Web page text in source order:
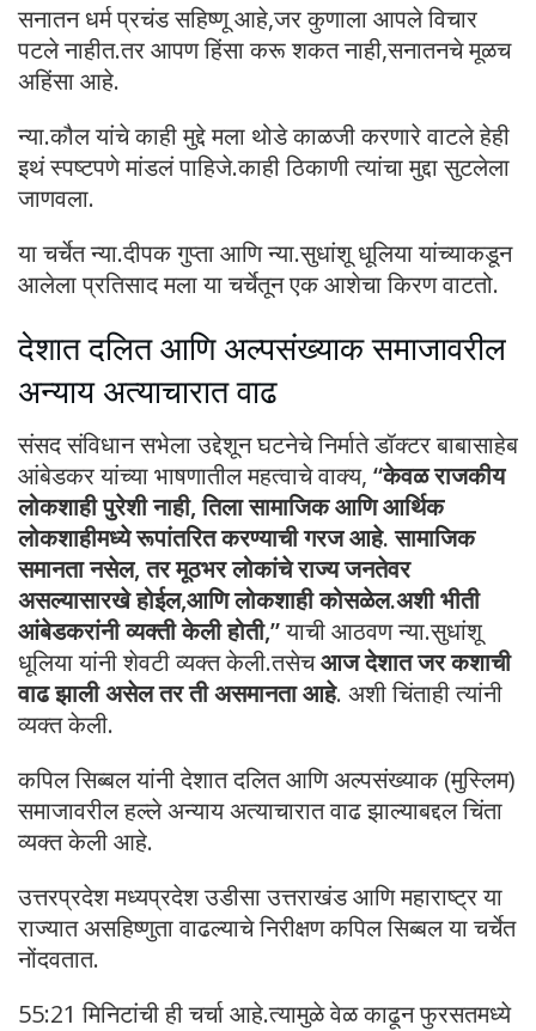
सनातन धर्म प्रचंड सहिष्णू आहे,जर कुणाला आपले विचार
पटले नाहीत.तर आपण हिंसा करू शकत नाही,सनातनचे मूळच
अहिंसा आहे.
न्या.कौल यांचे काही मुद्दे मला थोडे काळजी करणारे वाटले हेही
इथं स्पष्टपणे मांडलं पाहिजे.काही ठिकाणी त्यांचा मुद्दा सुटलेला
जाणवला.
या चर्चेत न्या.दीपक गुप्ता आणि न्या.सुधांशू धूलिया यांच्याकडून
आलेला प्रतिसाद मला या चर्चेतून एक आशेचा किरण वाटतो.
देशात दलित आणि अल्पसंख्याक समाजावरील
अन्याय अत्याचारात वाढ
संसद संविधान सभेला उद्देशून घटनेचे निर्माते डॉक्टर बाबासाहेब
आंबेडकर यांच्या भाषणातील महत्वाचे वाक्य, “केवळ राजकीय
लोकशाही पुरेशी नाही, तिला सामाजिक आणि आर्थिक
लोकशाहीमध्ये रूपांतरित करण्याची गरज आहे. सामाजिक
समानता नसेल, तर मूठभर लोकांचे राज्य जनतेवर
असल्यासारखे होईल,आणि लोकशाही कोसळेल.अशी भीती
आंबेडकरांनी व्यक्ती केली होती,”याची आठवण न्या.सुधांशू
धूलिया यांनी शेवटी व्यक्त केली.तसेचआज देशात जर कशाची
वाढ झाली असेल तर ती असमानता आहे. अशी चिंताही त्यांनी
व्यक्त केली.
कपिल सिब्बल यांनी देशात दलित आणि अल्पसंख्याक (मुस्लिम)
समाजावरील हल्ले अन्याय अत्याचारात वाढ झाल्याबद्दल चिंता
व्यक्त केली आहे.
उत्तरप्रदेश मध्यप्रदेश उडीसा उत्तराखंड आणि महाराष्ट्र या
राज्यात असहिष्णुता वाढल्याचे निरीक्षण कपिल सिब्बल या चर्चेत
नोंदवतात.
55:21 मिनिटांची ही चर्चा आहे.त्यामुळे वेळ काढून फुरसतमध्ये